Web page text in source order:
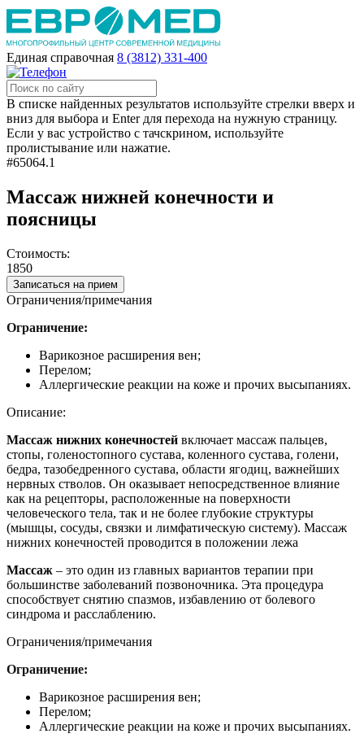
Единая справочная 8 (3812) 331-400
В списке найденных результатов используйте стрелки вверх и
вниз для выбора и Enter для перехода на нужную страницу.
Если у вас устройство с тачскрином, используйте
пролистывание или нажатие.
#65064.1
Массаж нижней конечности и
поясницы
Стоимость:
1850
Записаться на прием
Ограничения/примечания
Ограничение:
Варикозное расширения вен;
Перелом;
Аллергические реакции на коже и прочих высыпаниях.
Описание:
Массаж нижних конечностей включает массаж пальцев,
стопы, голеностопного сустава, коленного сустава, голени,
бедра, тазобедренного сустава, области ягодиц, важнейших
нервных стволов. Он оказывает непосредственное влияние
как на рецепторы, расположенные на поверхности
человеческого тела, так и не более глубокие структуры
(мышцы, сосуды, связки и лимфатическую систему). Массаж
нижних конечностей проводится в положении лежа
Массаж – это один из главных вариантов терапии при
большинстве заболеваний позвоночника. Эта процедура
способствует снятию спазмов, избавлению от болевого
синдрома и расслаблению.
Ограничения/примечания
Ограничение:
Варикозное расширения вен;
Перелом;
Аллергические реакции на коже и прочих высыпаниях.